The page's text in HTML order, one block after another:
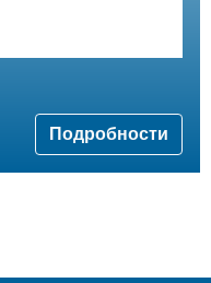
Подробности